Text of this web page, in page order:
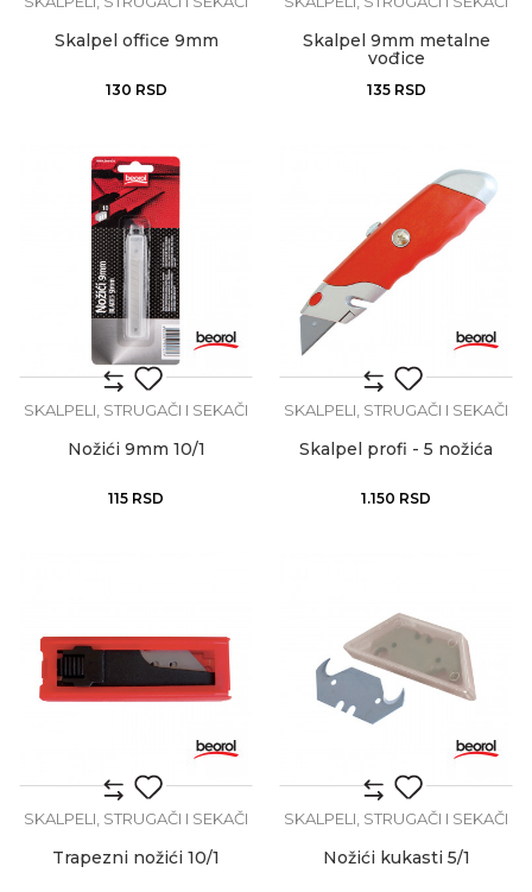
Skalpel office 9mm
130 RSD
Skalpel 9mm metalne
vođice
135 RSD
SKALPELI, STRUGAČI I SEKAČI
Nožići 9mm 10/1
115 RSD
SKALPELI, STRUGAČI I SEKAČI
Skalpel profi - 5 nožića
1.150 RSD
SKALPELI, STRUGAČI I SEKAČI
Trapezni nožići 10/1
SKALPELI, STRUGAČI I SEKAČI
Nožići kukasti 5/1